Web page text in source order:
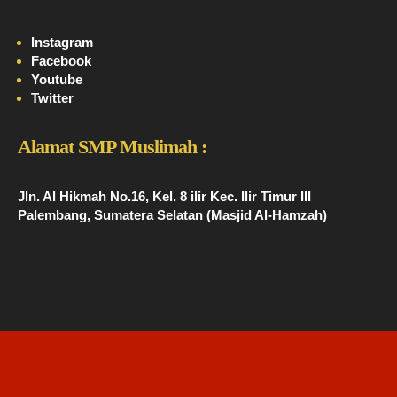
Instagram
Facebook
Youtube
Twitter
Alamat SMP Muslimah :
Jln. Al Hikmah No.16, Kel. 8 ilir Kec. Ilir Timur III
Palembang, Sumatera Selatan (Masjid Al-Hamzah)